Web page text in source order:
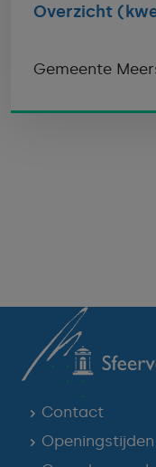
Overzicht
Gemeente
Contact
Openingstijden